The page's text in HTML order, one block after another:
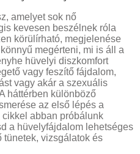
amelyet sok nő
kevesen beszélnek róla
körülírható, megjelenése
megérteni, mi is áll a
hüvelyi diszkomfort
vagy feszítő fájdalom,
vagy akár a szexuális
háttérben különböző
az első lépés a
abban próbálunk
a hüvelyfájdalom lehetséges
tünetek, vizsgálatok és